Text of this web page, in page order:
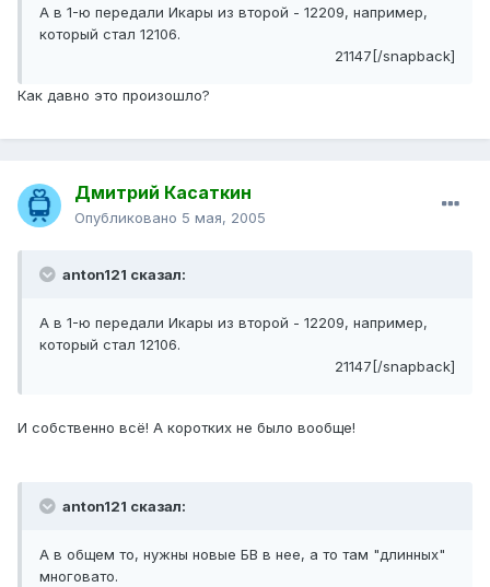
А в 1-ю передали Икары из второй - 12209, например,
который стал 12106.
21147[/snapback]
Как давно это произошло?
Дмитрий Касаткин
Опубликовано 5 мая, 2005
anton121 сказал:
А в 1-ю передали Икары из второй - 12209, например,
который стал 12106.
21147[/snapback]
И собственно всё! А коротких не было вообще!
anton121 сказал:
А в общем то, нужны новые БВ в нее, а то там "длинных"
многовато.